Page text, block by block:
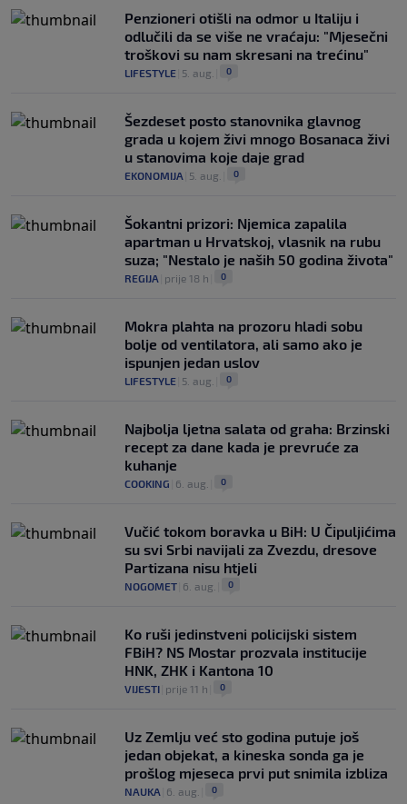
Penzioneri otišli na odmor u Italiju i
odlučili da se više ne vraćaju: "Mjesečni
troškovi su nam skresani na trećinu"
LIFESTYLE 5. aug. 0
Šezdeset posto stanovnika glavnog
grada u kojem živi mnogo Bosanaca živi
u stanovima koje daje grad
EKONOMIJA 5. aug. 0
Šokantni prizori: Njemica zapalila
apartman u Hrvatskoj, vlasnik na rubu
suza; "Nestalo je naših 50 godina života"
REGIJA prije 18 h 0
Mokra plahta na prozoru hladi sobu
bolje od ventilatora, ali samo ako je
ispunjen jedan uslov
LIFESTYLE 5. aug. 0
Najbolja ljetna salata od graha: Brzinski
recept za dane kada je prevruće za
kuhanje
COOKING 6. aug. 0
Vučić tokom boravka u BiH: U Čipuljićima
su svi Srbi navijali za Zvezdu, dresove
Partizana nisu htjeli
NOGOMET 6. aug. 0
Ko ruši jedinstveni policijski sistem
FBiH? NS Mostar prozvala institucije
HNK, ZHK i Kantona 10
VIJESTI prije 11 h 0
Uz Zemlju već sto godina putuje još
jedan objekat, a kineska sonda ga je
prošlog mjeseca prvi put snimila izbliza
NAUKA 6. aug. 0